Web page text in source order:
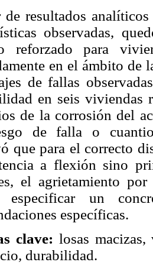
resultados
observadas,
reforzado para
en el ámbito
de fallas
en seis viviendas
de la corrosión del
de falla o
que para el correcto
a flexión sino
el agrietamiento
especificar un
específicas.
clave: losas
durabilidad.